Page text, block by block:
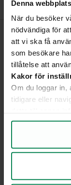
Denna
När du besöker
nödvändiga för
att vi ska få
som besökare
tillåtelse att
Kakor för
Om du loggar in,
tidigare eller
upplevelse på
Kakor för
Genom att
Kakor för
Ellevio AB